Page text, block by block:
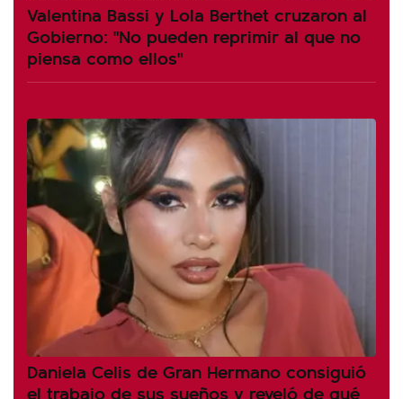
Valentina Bassi y Lola Berthet cruzaron al
Gobierno: "No pueden reprimir al que no
piensa como ellos"
Daniela Celis de Gran Hermano consiguió
el trabajo de sus sueños y reveló de qué